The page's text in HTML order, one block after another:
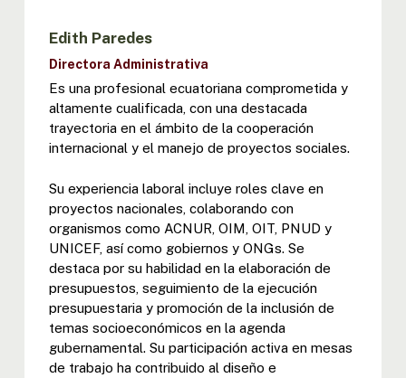
Edith Paredes
Directora Administrativa
Es una profesional ecuatoriana comprometida y
altamente cualificada, con una destacada
trayectoria en el ámbito de la cooperación
internacional y el manejo de proyectos sociales.
Su experiencia laboral incluye roles clave en
proyectos nacionales, colaborando con
organismos como ACNUR, OIM, OIT, PNUD y
UNICEF, así como gobiernos y ONGs. Se
destaca por su habilidad en la elaboración de
presupuestos, seguimiento de la ejecución
presupuestaria y promoción de la inclusión de
temas socioeconómicos en la agenda
gubernamental. Su participación activa en mesas
de trabajo ha contribuido al diseño e